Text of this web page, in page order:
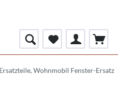
Wohnmobil Fenster-